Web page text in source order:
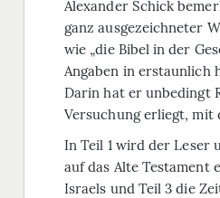
Alexander Schick
ganz ausgezeichneter
wie „die Bibel in der
Angaben in erstaunlich
Darin hat er unbedingt
Versuchung erliegt, mit
In Teil 1 wird der Leser
auf das Alte Testament
Israels und Teil 3 die